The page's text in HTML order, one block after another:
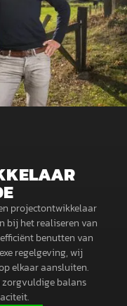
projectontwikkelaar
bij het realiseren van
benutten van
regelgeving, wij
elkaar aansluiten.
zorgvuldige balans